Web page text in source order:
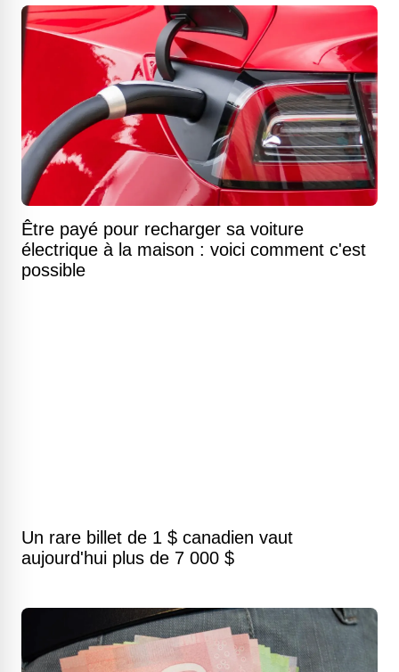
Être payé pour recharger sa voiture
électrique à la maison : voici comment c'est
possible
Un rare billet de 1 $ canadien vaut
aujourd'hui plus de 7 000 $